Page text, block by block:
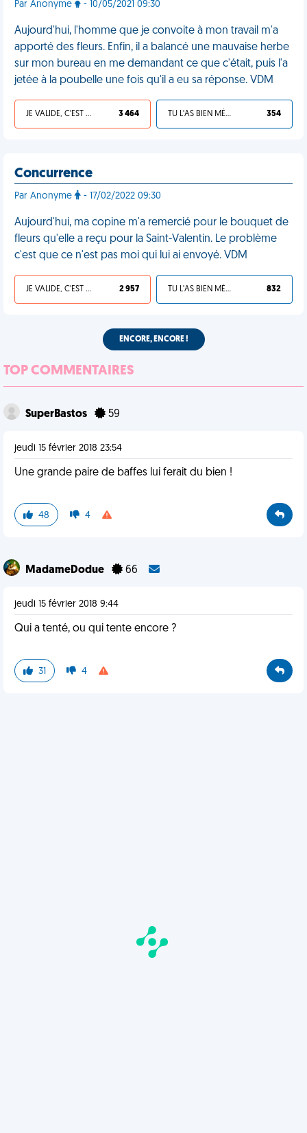
Par Anonyme - 10/05/2021 09:30
Aujourd'hui, l'homme que je convoite à mon travail m'a
apporté des fleurs. Enfin, il a balancé une mauvaise herbe
sur mon bureau en me demandant ce que c'était, puis l'a
jetée à la poubelle une fois qu'il a eu sa réponse. VDM
JE VALIDE, C'EST UNE VDM 3 464 TU L'AS BIEN MÉRITÉ 354
Concurrence
Par Anonyme - 17/02/2022 09:30
Aujourd'hui, ma copine m'a remercié pour le bouquet de
fleurs qu'elle a reçu pour la Saint-Valentin. Le problème
c'est que ce n'est pas moi qui lui ai envoyé. VDM
JE VALIDE, C'EST UNE VDM 2 957 TU L'AS BIEN MÉRITÉ 832
ENCORE, ENCORE !
TOP COMMENTAIRES
SuperBastos 59
jeudi 15 février 2018 23:54
Une grande paire de baffes lui ferait du bien !
48 4
MadameDodue 66
jeudi 15 février 2018 9:44
Qui a tenté, ou qui tente encore ?
31 4